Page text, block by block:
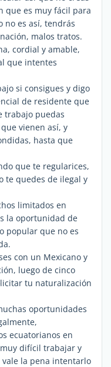
que es muy fácil para
no es así, tendrás
malos tratos.
cordial y amable,
que intentes
si consigues y digo
de residente que
trabajo puedas
vienen así, y
hasta que
que te regularices,
te quedes de ilegal y
limitados en
la oportunidad de
popular que no es
con un Mexicano y
luego de cinco
tu naturalización
oportunidades
ecuatorianos en
difícil trabajar y
la pena intentarlo